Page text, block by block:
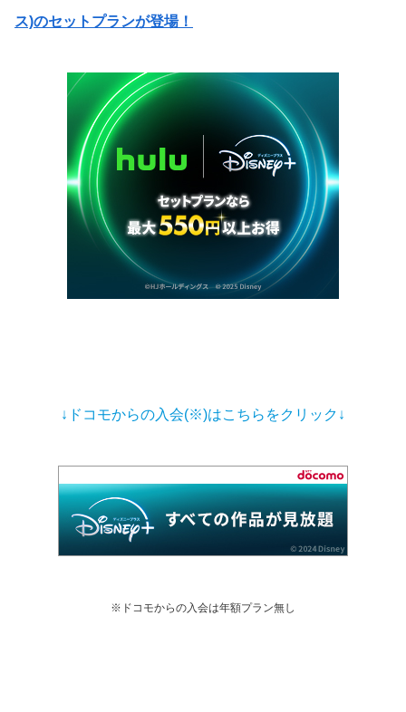
ス)のセットプランが登場！
↓ドコモからの入会(※)はこちらをクリック↓
※ドコモからの入会は年額プラン無し